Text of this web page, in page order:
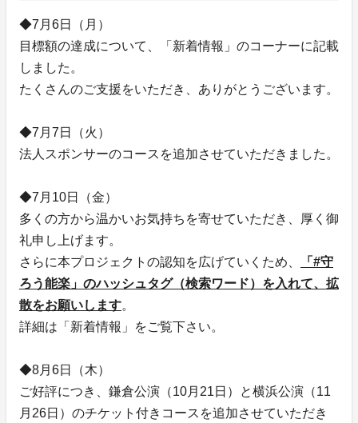
◆7月6日（月）
目標額の達成について、「新着情報」のコーナーに記載
しました。
たくさんのご支援をいただき、ありがとうございます。
◆7月7日（火）
法人スポンサーのコースを追加させていただきました。
◆7月10日（金）
多くの方から温かいお気持ちを寄せていただき、厚く御
礼申し上げます。
さらに本プロジェクトの認知を広げていくため、
「#守
ろう能楽」のハッシュタグ（検索ワード）を入れて、拡
散をお願いします。
詳細は「新着情報」をご覧下さい。
◆8月6日（木）
ご好評につき、鎌倉公演（10月21日）と横浜公演（11
月26日）のチケット付きコースを追加させていただき